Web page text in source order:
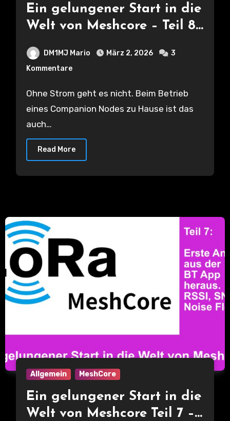
Ein gelungener Start in die
Welt von Meshcore – Teil 8
verschiedenen Nodes
DM1MJ Mario März 2, 2026
3
Kommentare
Ohne Strom geht es nicht. Beim Betrieb
eines Companion Nodes zu Hause ist das
auch…
Read More
Allgemein MeshCore
Ein gelungener Start in die
Welt von Meshcore Teil 7 –